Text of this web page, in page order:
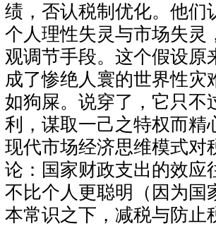
绩，否认税制优化。他们
个人理性失灵与市场失灵
观调节手段。这个假设原
成了惨绝人寰的世界性
如狗屎。说穿了，它只不
利，谋取一己之特权而精
现代市场经济思维模式对
论：国家财政支出的效应
不比个人更聪明（因为国
本常识之下，减税与防止